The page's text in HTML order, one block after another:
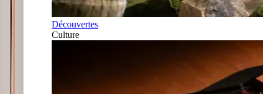
Découvertes
Culture